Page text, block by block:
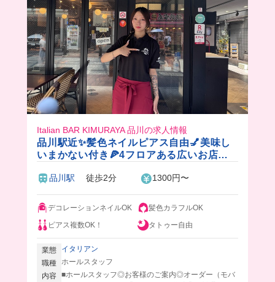
Italian BAR KIMURAYA 品川の求人情報
品川駅近✨髪色ネイルピアス自由💅美味し
いまかない付き🍕4フロアある広いお店だ
品川駅 徒歩2分 1300円〜
デコレーションネイルOK
髪色カラフルOK
ピアス複数OK！
タトゥー自由
業態
イタリアン
職種 ホールスタッフ
内容 ■ホールスタッフ◎お客様のご案内◎オーダー（モバ